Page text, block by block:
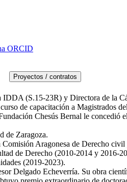
ORCID
(S.15-23R) y Directora de la
de capacitación a Magistrados
Chesús Bernal le
de Zaragoza.
Aragonesa de Derecho
de Derecho (2010-2014 y
(2019-2023).
Delgado Echeverría. Su obra